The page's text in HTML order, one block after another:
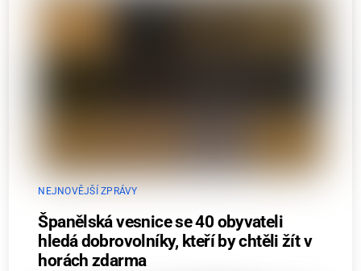
NEJNOVĚJŠÍ ZPRÁVY
Španělská vesnice se 40 obyvateli
hledá dobrovolníky, kteří by chtěli žít v
horách zdarma